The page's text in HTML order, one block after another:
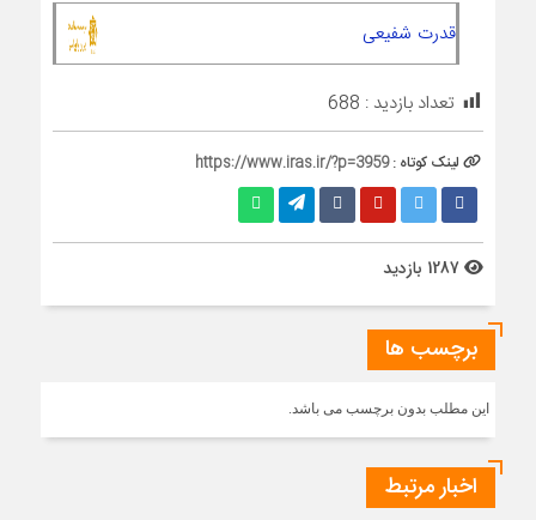
قدرت شفیعی
تعداد بازدید : 688
لینک کوتاه :https://www.iras.ir/?p=3959
برچسب ها
این مطلب بدون برچسب می باشد.
اخبار مرتبط